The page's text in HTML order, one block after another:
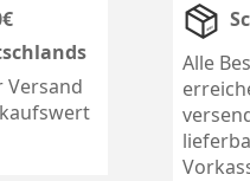
Versand
Alle